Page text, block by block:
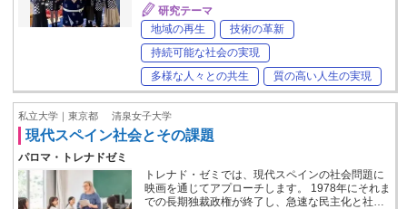
研究テーマ
地域の再生
技術の革新
持続可能な社会の実現
多様な人々との共生
質の高い人生の実現
私立大学｜東京都 清泉女子大学
現代スペイン社会とその課題
パロマ・トレナドゼミ
トレナド・ゼミでは、現代スペインの社会問題に
映画を通じてアプローチします。 1978年にそれま
での長期独裁政権が終了し、急速な民主化と社…